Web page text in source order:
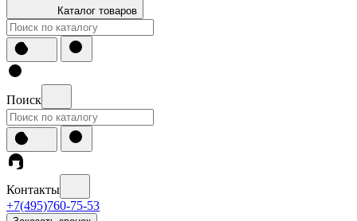
Каталог товаров
Поиск
Контакты
+7(495)760-75-53